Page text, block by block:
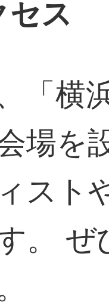
セス
「横
場を
スト
。